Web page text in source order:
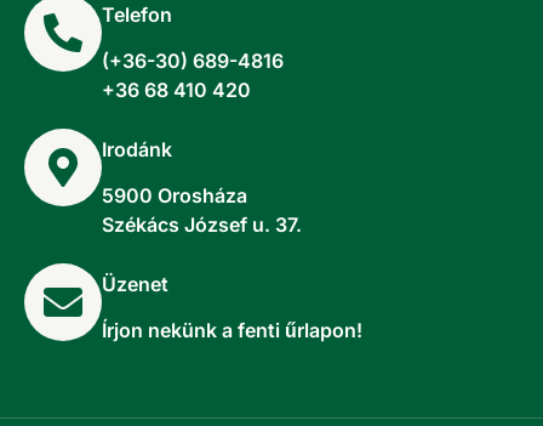
Telefon
(+36-30) 689-4816
+36 68 410 420
Irodánk
5900 Orosháza
Székács József u. 37.
Üzenet
Írjon nekünk a fenti űrlapon!